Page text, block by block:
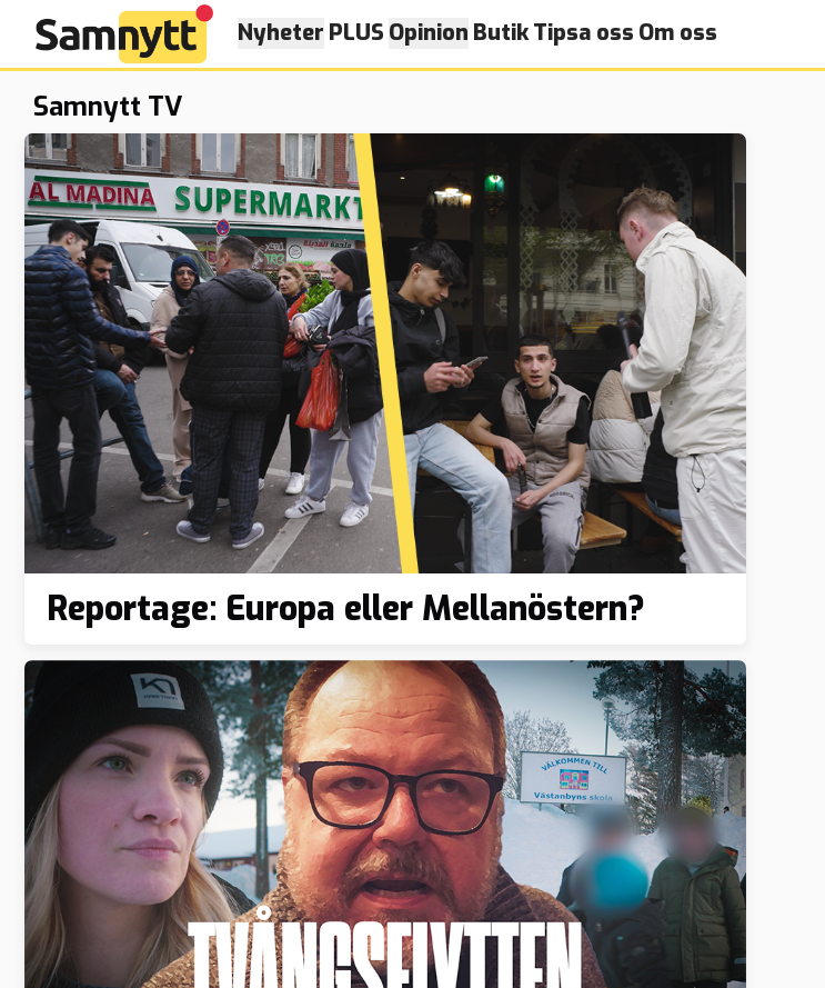
Nyheter PLUS Opinion ButikTipsa oss Om oss
Samnytt TV
Reportage: Europa eller Mellanöstern?